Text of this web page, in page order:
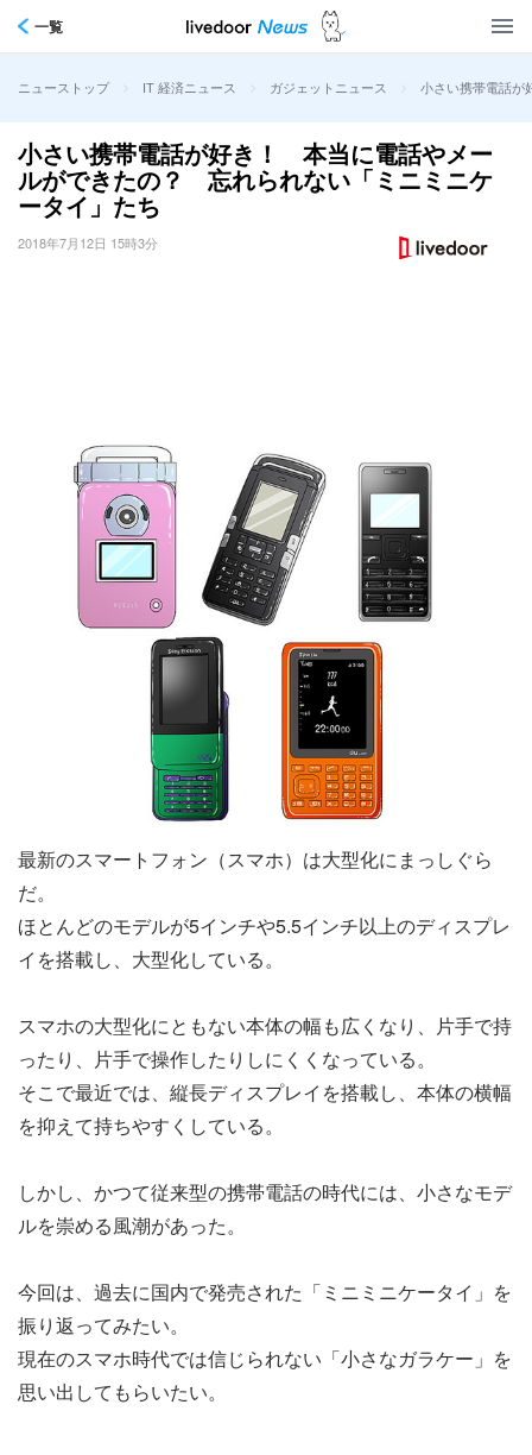
一覧
ニューストップ > IT 経済ニュース > ガジェットニュース > 小さい携帯電話
小さい携帯電話が好き！ 本当に電話やメー
ルができたの？ 忘れられない「ミニミニケ
ータイ」たち
2018年7月12日 15時3分
最新のスマートフォン（スマホ）は大型化にまっしぐら
だ。
ほとんどのモデルが5インチや5.5インチ以上のディスプレ
イを搭載し、大型化している。
スマホの大型化にともない本体の幅も広くなり、片手で持
ったり、片手で操作したりしにくくなっている。
そこで最近では、縦長ディスプレイを搭載し、本体の横幅
を抑えて持ちやすくしている。
しかし、かつて従来型の携帯電話の時代には、小さなモデ
ルを崇める風潮があった。
今回は、過去に国内で発売された「ミニミニケータイ」を
振り返ってみたい。
現在のスマホ時代では信じられない「小さなガラケー」を
思い出してもらいたい。